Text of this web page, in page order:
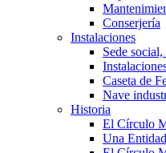
Conserjería
Instalaciones
Sede social,
Caseta de
Nave
Historia
El Círculo
Una